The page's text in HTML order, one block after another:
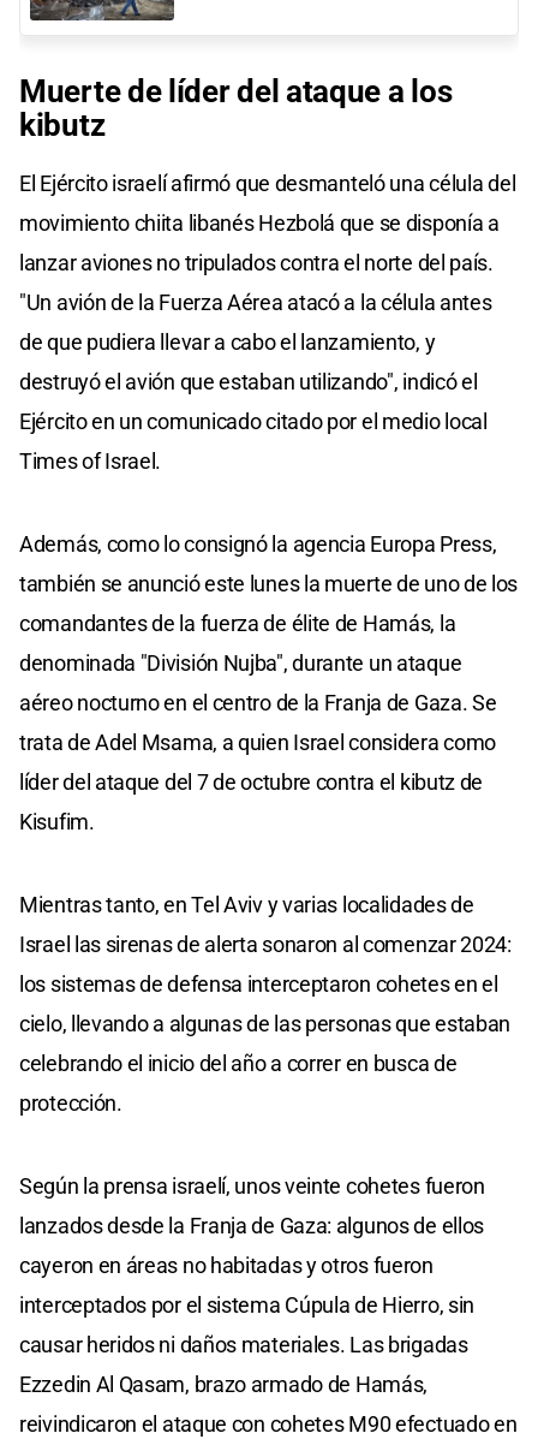
Muerte de líder del ataque a los
kibutz
El Ejército israelí afirmó que desmanteló una célula del
movimiento chiita libanés Hezbolá que se disponía a
lanzar aviones no tripulados contra el norte del país.
"Un avión de la Fuerza Aérea atacó a la célula antes
de que pudiera llevar a cabo el lanzamiento, y
destruyó el avión que estaban utilizando", indicó el
Ejército en un comunicado citado por el medio local
Times of Israel.
Además, como lo consignó la agencia Europa Press,
también se anunció este lunes la muerte de uno de los
comandantes de la fuerza de élite de Hamás, la
denominada "División Nujba", durante un ataque
aéreo nocturno en el centro de la Franja de Gaza. Se
trata de Adel Msama, a quien Israel considera como
líder del ataque del 7 de octubre contra el kibutz de
Kisufim.
Mientras tanto, en Tel Aviv y varias localidades de
Israel las sirenas de alerta sonaron al comenzar 2024:
los sistemas de defensa interceptaron cohetes en el
cielo, llevando a algunas de las personas que estaban
celebrando el inicio del año a correr en busca de
protección.
Según la prensa israelí, unos veinte cohetes fueron
lanzados desde la Franja de Gaza: algunos de ellos
cayeron en áreas no habitadas y otros fueron
interceptados por el sistema Cúpula de Hierro, sin
causar heridos ni daños materiales. Las brigadas
Ezzedin Al Qasam, brazo armado de Hamás,
reivindicaron el ataque con cohetes M90 efectuado en